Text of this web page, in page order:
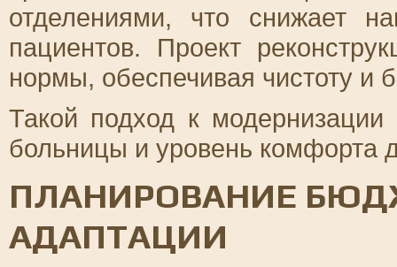
отделениями, что снижает
пациентов. Проект
нормы, обеспечивая чистоту и
Такой подход к
больницы и уровень комфорта
ПЛАНИРОВАНИЕ
АДАПТАЦИИ